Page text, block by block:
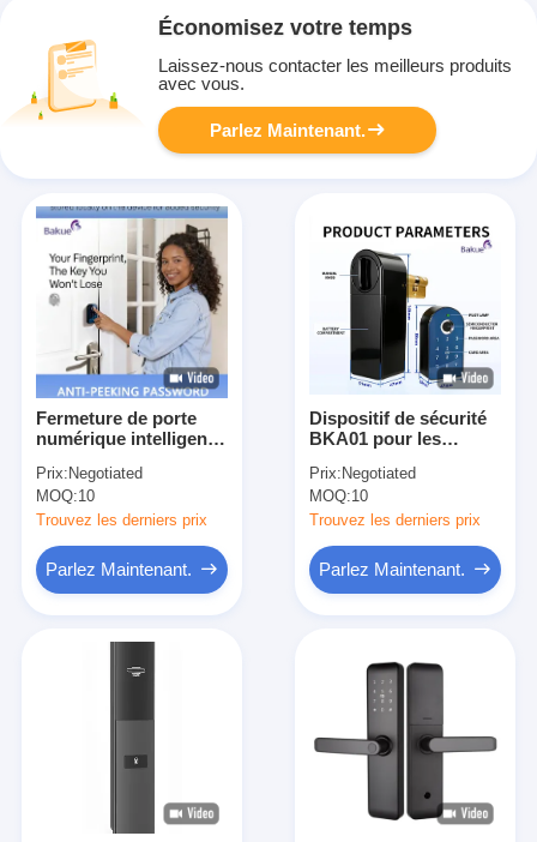
Économisez votre temps
Laissez-nous contacter les meilleurs produits
avec vous.
Parlez Maintenant.
Fermeture de porte
numérique intelligente
RFID supportant la
gestion de l'accès
Cooper en aluminium
Prix: Negotiated
MOQ:10
Trouvez les derniers prix
Parlez Maintenant.
Dispositif de sécurité
BKA01 pour les
professionnelles et
domestiques
Prix: Negotiated
MOQ:10
Trouvez les derniers prix
Parlez Maintenant.